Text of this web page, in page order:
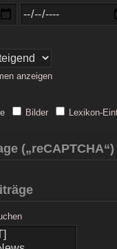
anzeigen
Bilder Lexikon-
(„reCAPTCHA“)